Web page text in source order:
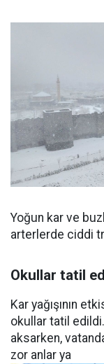
Yoğun kar ve
arterlerde ciddi
Okullar tatil
Kar yağışının
okullar tatil
aksarken,
zor anlar ya